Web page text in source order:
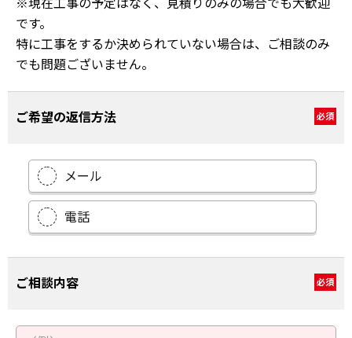
※現在工事の予定はなく、見積りのみの場合でも大歓迎
です。
特に工事をするか決められていない場合は、ご相談のみ
でも問題ございません。
ご希望の返信方法 必須
メール
電話
ご相談内容 必須